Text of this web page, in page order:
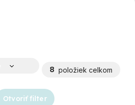
8 položiek celkom
Otvoriť filter